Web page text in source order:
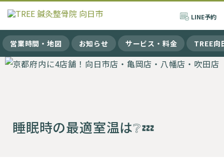
LINE予約
営業時間・地図 お知らせ サービス・料金 TREE向
睡眠時の最適室温は❔💤